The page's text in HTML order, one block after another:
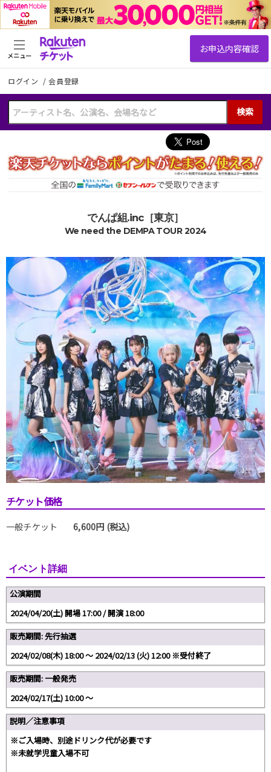
ログイン /会員登録
検索
メニュー
でんぱ組.inc［東京］
We need the DEMPA TOUR 2024
チケット価格
一般チケット 6,600円 (税込)
イベント詳細
公演期間
2024/04/20(土) 開場 17:00 / 開演 18:00
販売期間: 先行抽選
2024/02/08(木) 18:00 〜 2024/02/13 (火) 12:00 ※受付終了
販売期間: 一般発売
2024/02/17(土) 10:00 〜
説明／注意事項
※ご入場時、別途ドリンク代が必要です
※未就学児童入場不可